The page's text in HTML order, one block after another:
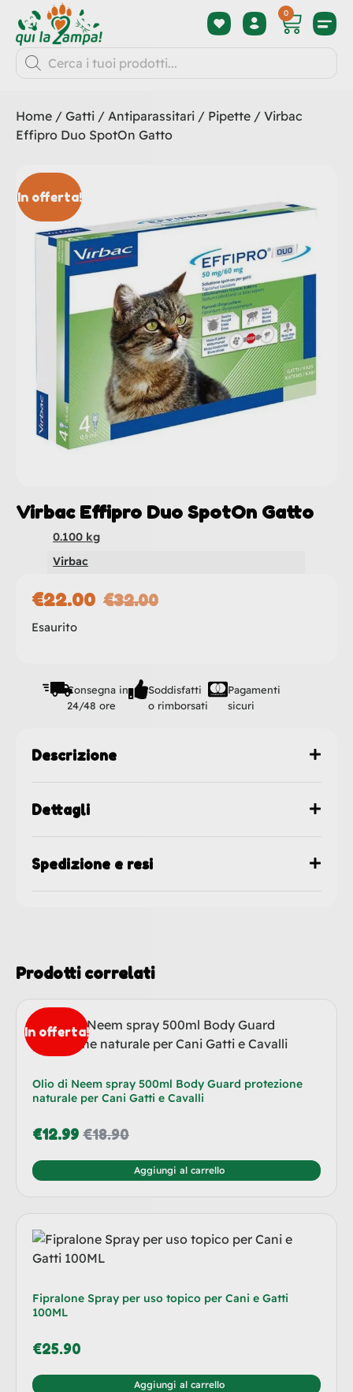
0
Home / Gatti / Antiparassitari / Pipette / Virbac
Effipro Duo SpotOn Gatto
In offerta!
Virbac Effipro Duo SpotOn Gatto
0.100 kg
Virbac
€32.00
€22.00
Esaurito
Consegna in
24/48 ore
Soddisfatti
o rimborsati
Pagamenti
sicuri
Descrizione
Dettagli
Spedizione e resi
Prodotti correlati
In offerta!
Olio di Neem spray 500ml Body Guard protezione
naturale per Cani Gatti e Cavalli
€18.90
€12.99
Aggiungi al carrello
Fipralone Spray per uso topico per Cani e Gatti
100ML
€25.90
Aggiungi al carrello